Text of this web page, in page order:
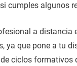
si cumples algunos
a distancia
ya que pone a tu
ciclos formativos